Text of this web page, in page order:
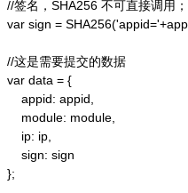
//签名，SHA256 不可直接调用
var sign =
//这是需要提交的数据
var data = {
    appid: appid,
    module: module,
    ip: ip,
    sign: sign
};